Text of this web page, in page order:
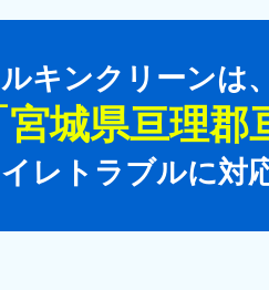
キンクリーンは、
宮城県亘理郡
レトラブルに対